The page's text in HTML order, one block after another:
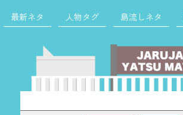
最新ネタ 人物タグ 島流しネタ
索: